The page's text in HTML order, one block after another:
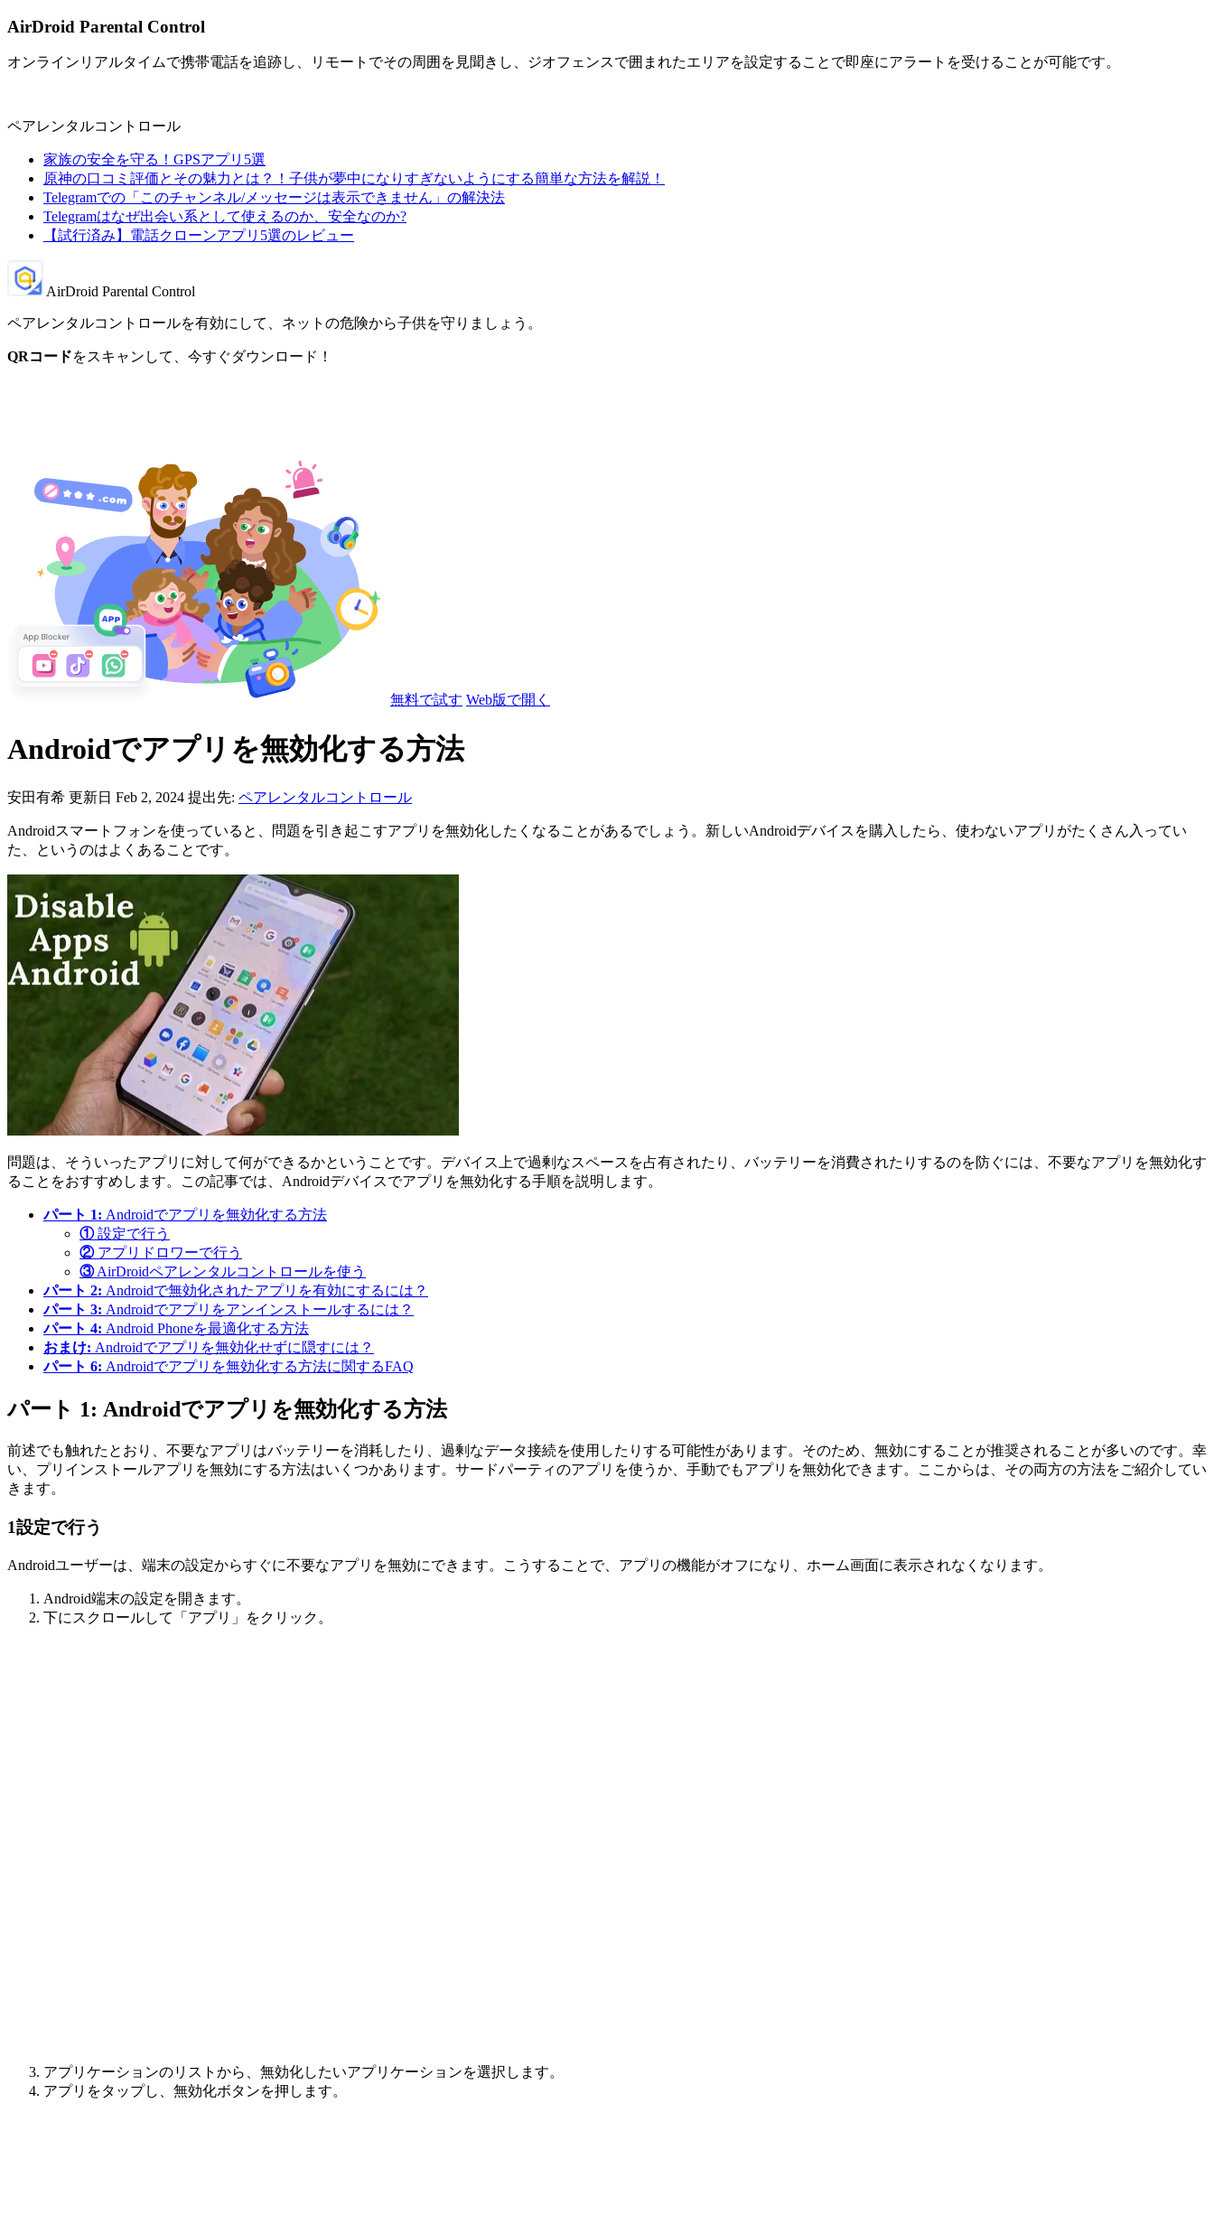
AirDroid Parental Control
オンラインリアルタイムで携帯電話を追跡し、リモートでその周囲を見聞きし、ジオフェンスで囲まれたエリアを設定することで即座にアラートを受けることが可能です。
ペアレンタルコントロール
家族の安全を守る！GPSアプリ5選
原神の口コミ評価とその魅力とは？！子供が夢中になりすぎないようにする簡単な方法を解説！
Telegramでの「このチャンネル/メッセージは表示できません」の解決法
Telegramはなぜ出会い系として使えるのか、安全なのか?
【試行済み】電話クローンアプリ5選のレビュー
AirDroid Parental Control
ペアレンタルコントロールを有効にして、ネットの危険から子供を守りましょう。
QRコードをスキャンして、今すぐダウンロード！
無料で試す Web版で開く
Androidでアプリを無効化する方法
安田有希 更新日 Feb 2, 2024 提出先: ペアレンタルコントロール
Androidスマートフォンを使っていると、問題を引き起こすアプリを無効化したくなることがあるでしょう。新しいAndroidデバイスを購入したら、使わないアプリがたくさん入ってい
た、というのはよくあることです。
問題は、そういったアプリに対して何ができるかということです。デバイス上で過剰なスペースを占有されたり、バッテリーを消費されたりするのを防ぐには、不要なアプリを無効化す
ることをおすすめします。この記事では、Androidデバイスでアプリを無効化する手順を説明します。
パート 1: Androidでアプリを無効化する方法
①設定で行う
②アプリドロワーで行う
③AirDroidペアレンタルコントロールを使う
パート 2: Androidで無効化されたアプリを有効にするには？
パート 3: Androidでアプリをアンインストールするには？
パート 4: Android Phoneを最適化する方法
おまけ: Androidでアプリを無効化せずに隠すには？
パート 6: Androidでアプリを無効化する方法に関するFAQ
パート 1: Androidでアプリを無効化する方法
前述でも触れたとおり、不要なアプリはバッテリーを消耗したり、過剰なデータ接続を使用したりする可能性があります。そのため、無効にすることが推奨されることが多いのです。幸
い、プリインストールアプリを無効にする方法はいくつかあります。サードパーティのアプリを使うか、手動でもアプリを無効化できます。ここからは、その両方の方法をご紹介してい
きます。
1設定で行う
Androidユーザーは、端末の設定からすぐに不要なアプリを無効にできます。こうすることで、アプリの機能がオフになり、ホーム画面に表示されなくなります。
Android端末の設定を開きます。
下にスクロールして「アプリ」をクリック。
アプリケーションのリストから、無効化したいアプリケーションを選択します。
アプリをタップし、無効化ボタンを押します。